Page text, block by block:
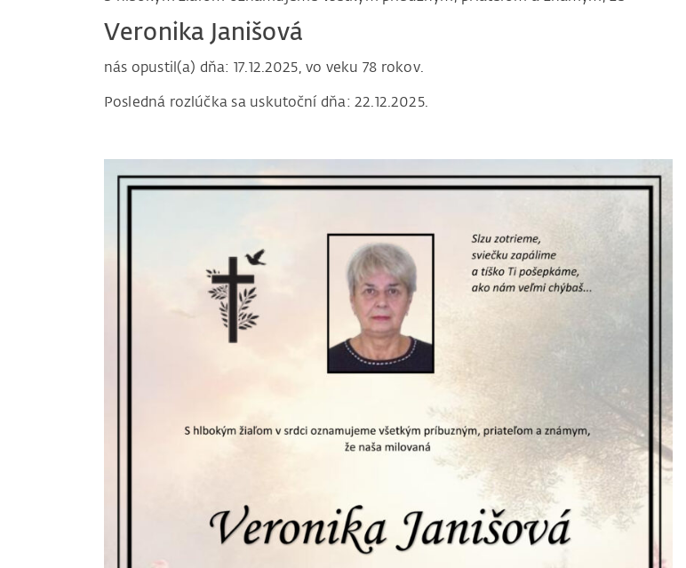
Veronika Janišová
nás opustil(a) dňa: 17.12.2025, vo veku 78 rokov.
Posledná rozlúčka sa uskutoční dňa: 22.12.2025.